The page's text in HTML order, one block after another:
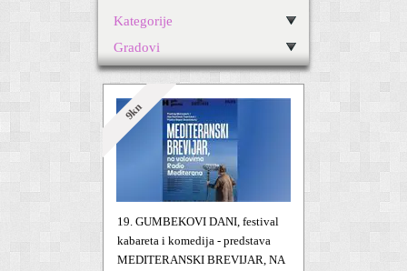
Kategorije
Gradovi
9kn
19. GUMBEKOVI DANI, festival
kabareta i komedija - predstava
MEDITERANSKI BREVIJAR, NA